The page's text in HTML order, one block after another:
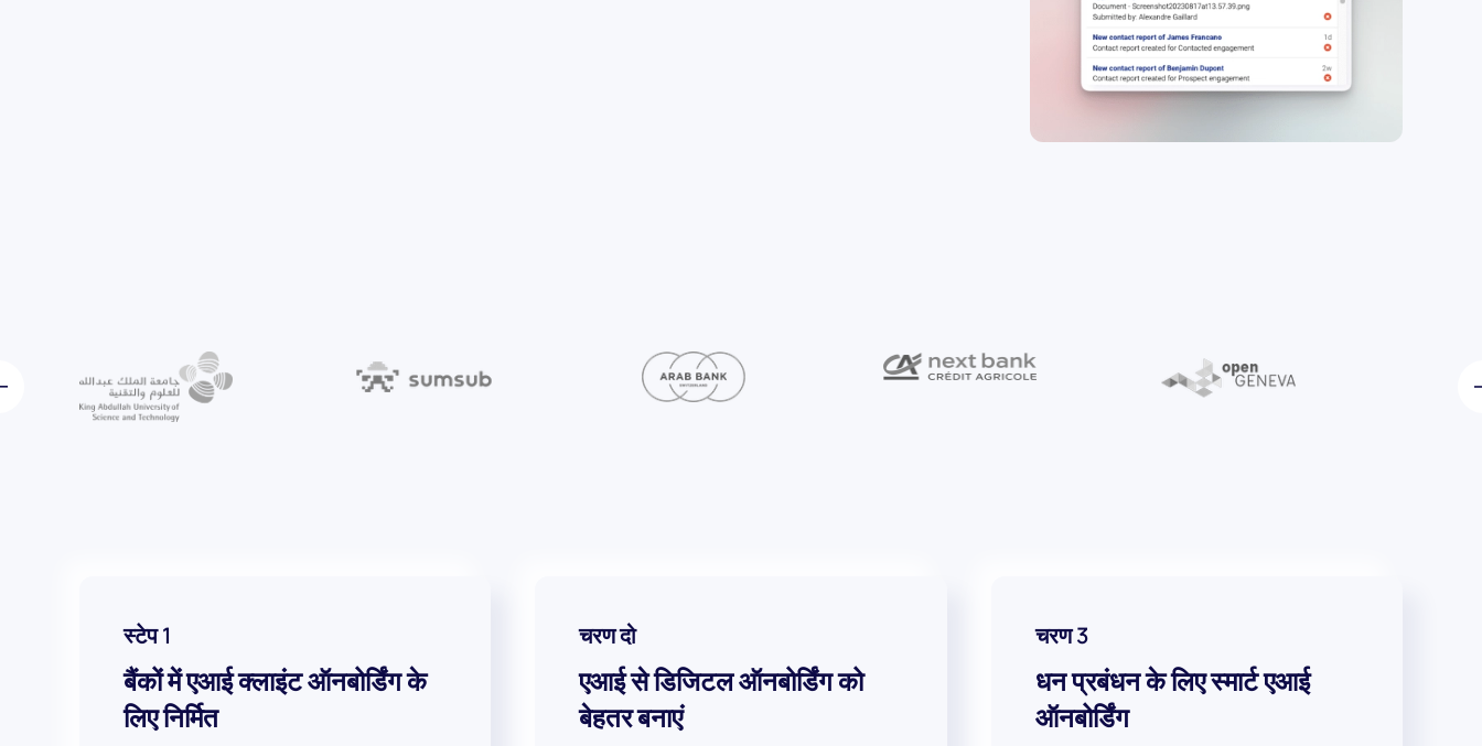
स्टेप 1
बैंकों में एआई क्लाइंट ऑनबोर्डिंग के
लिए निर्मित
चरण दो
एआई से डिजिटल ऑनबोर्डिंग को
बेहतर बनाएं
चरण 3
धन प्रबंधन के लिए स्मार्ट एआई
ऑनबोर्डिंग